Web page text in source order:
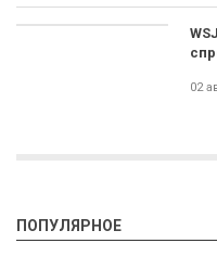
02
ПОПУЛЯРНОЕ